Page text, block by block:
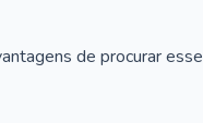
de procurar esse